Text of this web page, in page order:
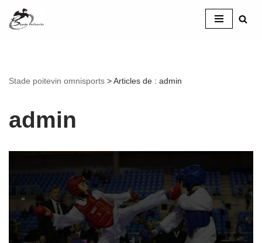
Aller
Stade poitevin omnisports >Articles de : admin
admin